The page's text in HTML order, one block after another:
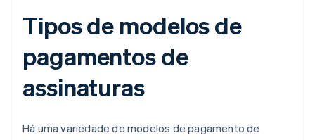
Tipos de modelos de
pagamentos de
assinaturas
Há uma variedade de modelos de pagamento de